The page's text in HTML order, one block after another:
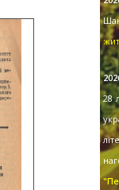
28